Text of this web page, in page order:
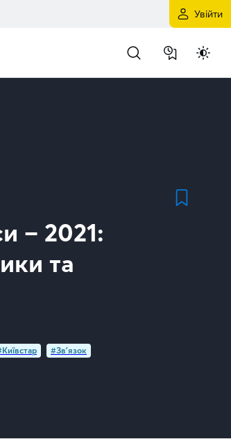
Увійти
– 2021:
та
#Зв'язок